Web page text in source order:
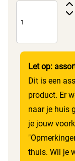
Let op:
Dit is een
product. Er
naar je huis
je jouw
thuis. Wil je